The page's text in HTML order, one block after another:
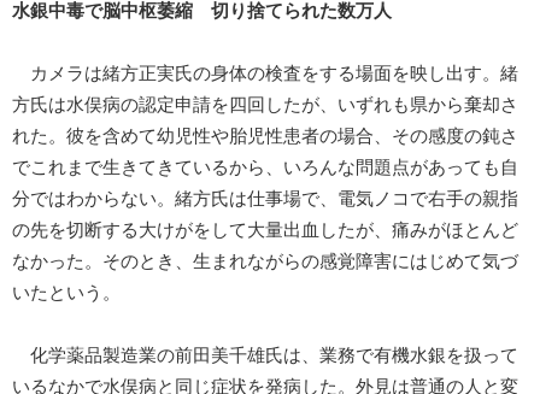
水銀中毒で脳中枢萎縮 切り捨てられた数万人
カメラは緒方正実氏の身体の検査をする場面を映し出す。緒
方氏は水俣病の認定申請を四回したが、いずれも県から棄却さ
れた。彼を含めて幼児性や胎児性患者の場合、その感度の鈍さ
でこれまで生きてきているから、いろんな問題点があっても自
分ではわからない。緒方氏は仕事場で、電気ノコで右手の親指
の先を切断する大けがをして大量出血したが、痛みがほとんど
なかった。そのとき、生まれながらの感覚障害にはじめて気づ
いたという。
化学薬品製造業の前田美千雄氏は、業務で有機水銀を扱って
いるなかで水俣病と同じ症状を発病した。外見は普通の人と変